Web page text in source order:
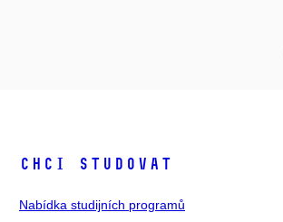
CHCI STUDOVAT
Nabídka studijních programů